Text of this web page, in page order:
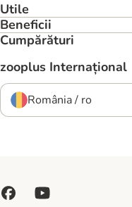
Utile
Beneficii
Cumpărături
zooplus Internațional
România / ro